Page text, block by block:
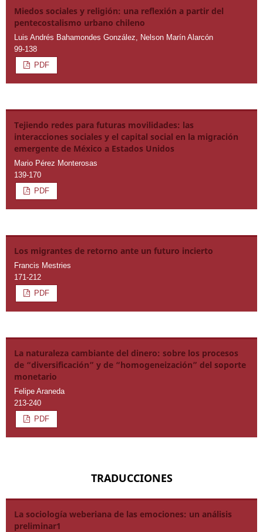
Miedos sociales y religión: una reflexión a partir del
pentecostalismo urbano chileno
Luis Andrés Bahamondes González, Nelson Marín Alarcón
99-138
PDF
Tejiendo redes para futuras movilidades: las
interacciones sociales y el capital social en la migración
emergente de México a Estados Unidos
Mario Pérez Monterosas
139-170
PDF
Los migrantes de retorno ante un futuro incierto
Francis Mestries
171-212
PDF
La naturaleza cambiante del dinero: sobre los procesos
de “diversificación” y de “homogeneización” del soporte
monetario
Felipe Araneda
213-240
PDF
TRADUCCIONES
La sociología weberiana de las emociones: un análisis
preliminar1